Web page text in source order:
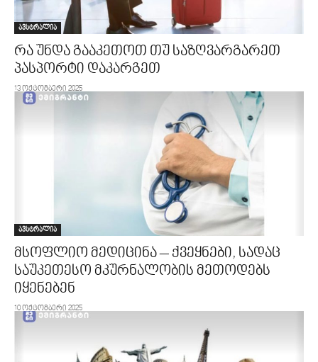
ავსტრალია
რა უნდა გააკეთოთ თუ საზღვარგარეთ
პასპორტი დაკარგეთ
13 ოქტომბერი 2025
ავსტრალია
მსოფლიო მედიცინა – ქვეყნები, სადაც
საუკეთესო მკურნალობის მეთოდებს
იყენებენ
10 ოქტომბერი 2025